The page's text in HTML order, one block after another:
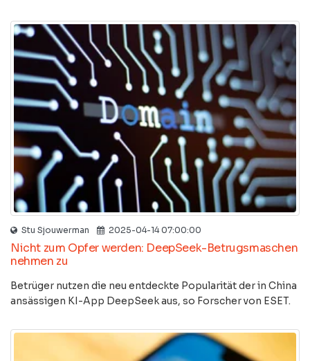
Stu Sjouwerman 2025-04-14 07:00:00
Nicht zum Opfer werden: DeepSeek-Betrugsmaschen
nehmen zu
Betrüger nutzen die neu entdeckte Popularität der in China
ansässigen KI-App DeepSeek aus, so Forscher von ESET.